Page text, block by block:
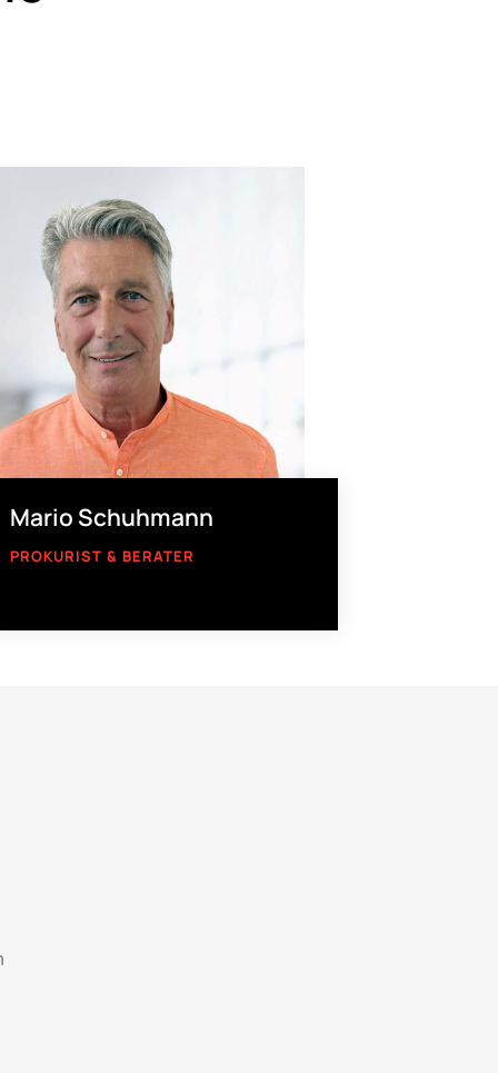
Mario Schuhmann
PROKURIST & BERATER